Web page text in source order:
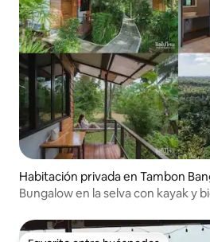
Habitación privada en Tambon
Bungalow en la selva con kayak y